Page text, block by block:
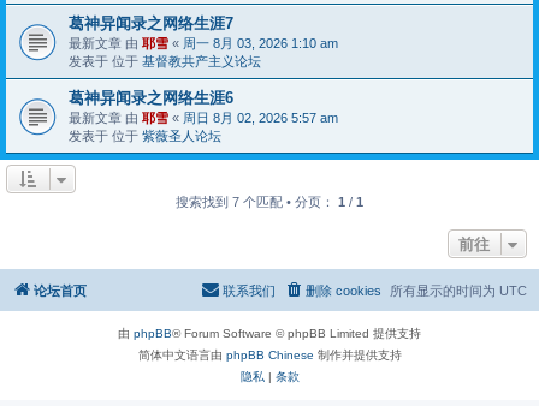
葛神异闻录之网络生涯7
最新文章 由 耶雪 « 周一 8月 03, 2026 1:10 am
发表于 位于 基督教共产主义论坛
葛神异闻录之网络生涯6
最新文章 由 耶雪 « 周日 8月 02, 2026 5:57 am
发表于 位于 紫薇圣人论坛
搜索找到 7 个匹配 • 分页： 1 / 1
前往
论坛首页 所有显示的时间为 UTC
删除 cookies
联系我们
由 phpBB® Forum Software © phpBB Limited 提供支持
简体中文语言由 phpBB Chinese 制作并提供支持
隐私 | 条款